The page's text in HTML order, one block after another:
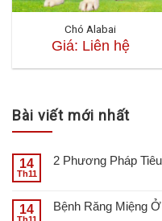
Chó Alabai
Giá: Liên hệ
Bài viết mới nhất
14
Th11
2 Phương Pháp
14 Bệnh Răng Miệng